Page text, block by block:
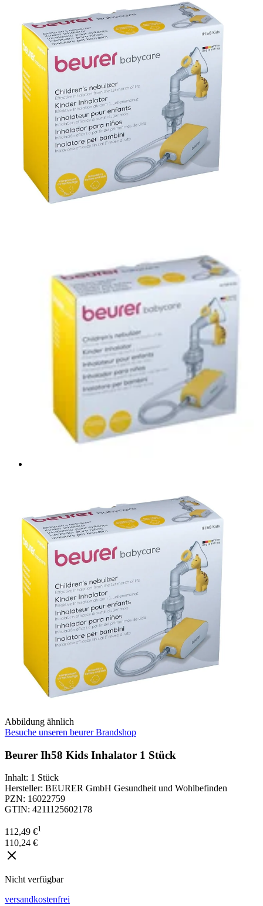
Abbildung ähnlich
Besuche unseren beurer Brandshop
Beurer Ih58 Kids Inhalator 1 Stück
Inhalt: 1 Stück
Hersteller: BEURER GmbH Gesundheit und Wohlbefinden
PZN: 16022759
GTIN: 4211125602178
112,49 €1
110,24 €
Nicht verfügbar
versandkostenfrei